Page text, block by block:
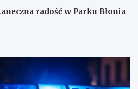
radość w Parku Błonia